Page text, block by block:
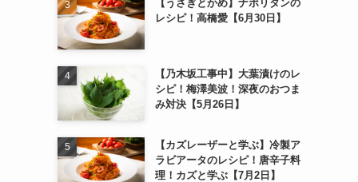
【うさぎとかめ】ナポリタンの
レシピ！高橋愛【6月30日】
【乃木坂工事中】大葉漬けのレ
シピ！梅澤美波！深夜のおつま
み対決【5月26日】
【カズレーザーと学ぶ】冷製ア
ラビアータのレシピ！唐辛子料
理！カズと学ぶ【7月2日】